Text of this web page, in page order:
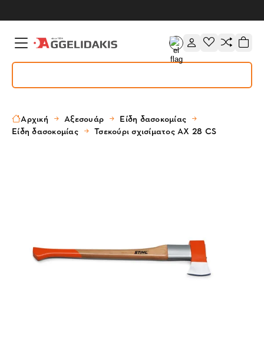
Αρχική Αξεσουάρ
Είδη δασοκομίας
Είδη δασοκομίας
Τσεκούρι σχισίματος AX 28 CS